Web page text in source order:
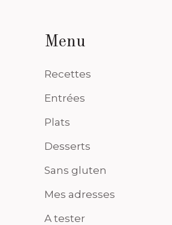
Menu
Recettes
Entrées
Plats
Desserts
Sans gluten
Mes adresses
A tester